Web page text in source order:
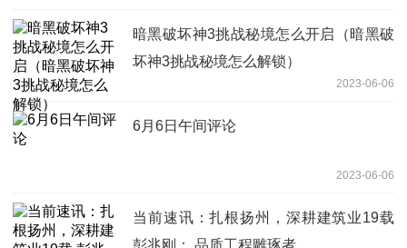
暗黑破坏神3挑战秘境怎么开启（暗黑破
坏神3挑战秘境怎么解锁）
2023-06-06
6月6日午间评论
2023-06-06
当前速讯：扎根扬州，深耕建筑业19载